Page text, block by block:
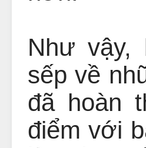
Như vậy,
sếp về
đã hoàn
điểm với